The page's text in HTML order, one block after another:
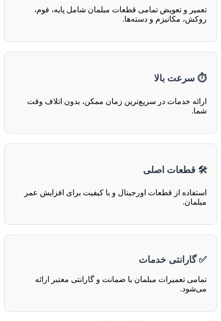
تعمیر و تعویض تمامی قطعات مبلمان شامل پایه، فوم،
روکش، مکانیزم و دسته‌ها.
⏱ سرعت بالا
ارائه خدمات در سریع‌ترین زمان ممکن، بدون اتلاف وقت
شما.
🛠 قطعات اصلی
استفاده از قطعات اورجینال و با کیفیت برای افزایش عمر
مبلمان.
✅ گارانتی خدمات
تمامی تعمیرات مبلمان با ضمانت و گارانتی معتبر ارائه
می‌شود.